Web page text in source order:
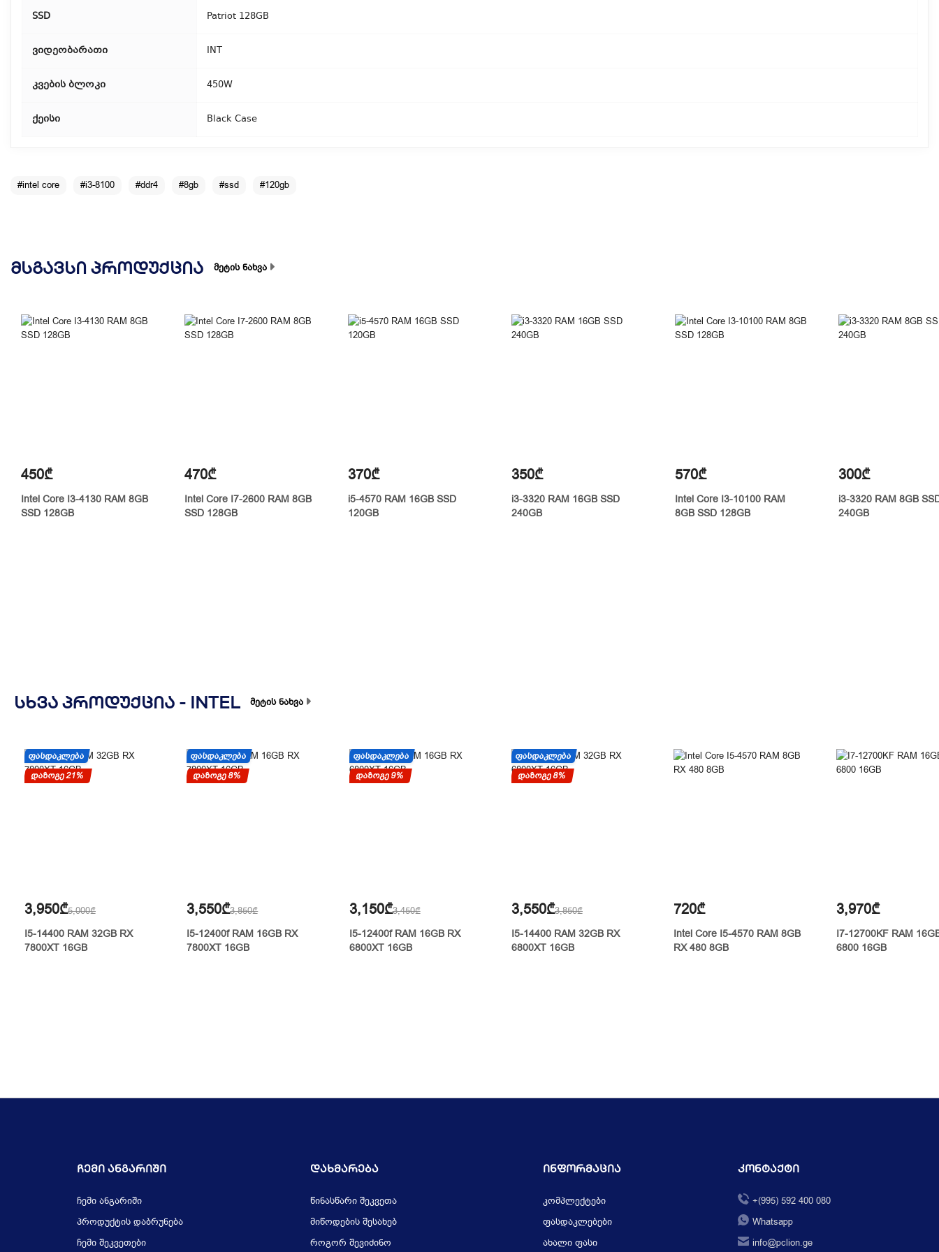
SSD Patriot 128GB
ვიდეობარათი INT
კვების ბლოკი 450W
ქეისი Black Case
#intel core #i3-8100 #ddr4 #8gb #ssd #120gb
ᲛᲡᲒᲐᲕᲡᲘ ᲞᲠᲝᲓᲣᲥᲪᲘᲐ მეტის ნახვა
450₾
Intel Core I3-4130 RAM 8GB
SSD 128GB
470₾
Intel Core I7-2600 RAM 8GB
SSD 128GB
370₾
i5-4570 RAM 16GB SSD
120GB
350₾
i3-3320 RAM 16GB SSD
240GB
570₾
Intel Core I3-10100 RAM
8GB SSD 128GB
300₾
i3-3320 RAM 8GB
240GB
ᲡᲮᲕᲐ ᲞᲠᲝᲓᲣᲥᲪᲘᲐ - INTEL მეტის ნახვა
ᲤᲐᲡᲓᲐᲙᲚᲔᲑᲐ
დაზოგე 21%
3,950₾5,000₾
I5-14400 RAM 32GB RX
7800XT 16GB
ᲤᲐᲡᲓᲐᲙᲚᲔᲑᲐ
დაზოგე 8%
3,550₾3,850₾
I5-12400f RAM 16GB RX
7800XT 16GB
ᲤᲐᲡᲓᲐᲙᲚᲔᲑᲐ
დაზოგე 9%
3,150₾3,450₾
I5-12400f RAM 16GB RX
6800XT 16GB
ᲤᲐᲡᲓᲐᲙᲚᲔᲑᲐ
დაზოგე 8%
3,550₾3,850₾
I5-14400 RAM 32GB RX
6800XT 16GB
720₾
Intel Core I5-4570 RAM 8GB
RX 480 8GB
3,970₾
I7-12700KF RAM
6800 16GB
Ჩემი Ანგარიში
ჩემი ანგარიში
პროდუქტის დაბრუნება
ჩემი შეკვეთები
Დახმარება
წინასწარი შეკვეთა
მიწოდების შესახებ
როგორ შევიძინო
Ინფორმაცია
კომპლექტები
ფასდაკლებები
ახალი ფასი
Კონტაქტი
+(995) 592 400 080
Whatsapp
info@pclion.ge